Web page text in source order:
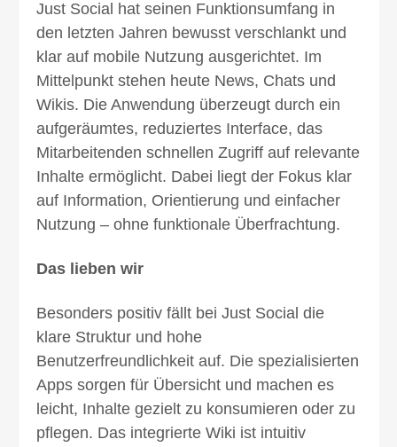
Just Social hat seinen Funktionsumfang in
den letzten Jahren bewusst verschlankt und
klar auf mobile Nutzung ausgerichtet. Im
Mittelpunkt stehen heute News, Chats und
Wikis. Die Anwendung überzeugt durch ein
aufgeräumtes, reduziertes Interface, das
Mitarbeitenden schnellen Zugriff auf relevante
Inhalte ermöglicht. Dabei liegt der Fokus klar
auf Information, Orientierung und einfacher
Nutzung – ohne funktionale Überfrachtung.
Das lieben wir
Besonders positiv fällt bei Just Social die
klare Struktur und hohe
Benutzerfreundlichkeit auf. Die spezialisierten
Apps sorgen für Übersicht und machen es
leicht, Inhalte gezielt zu konsumieren oder zu
pflegen. Das integrierte Wiki ist intuitiv